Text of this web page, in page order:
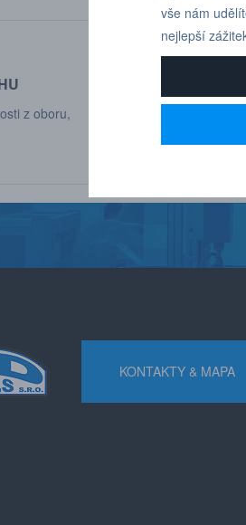
z oboru,
KONTAKTY & MAPA
vše nám
nejlepší